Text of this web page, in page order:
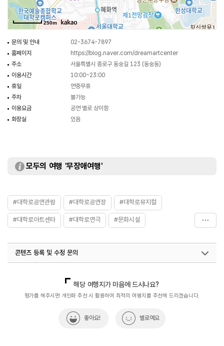
250m
문의 및 안내
02-3674-7897
홈페이지
https://blog.naver.com/dreamartcenter
주소
서울특별시 종로구 동숭길 123 (동숭동)
이용시간
10:00~23:00
휴일
연중무휴
주차
불가능
이용요금
공연 별로 상이함
화장실
있음
모두의 여행 '무장애여행'
#대학로공연관람 #대학로공연장 #대학로뮤지컬
#대학로아트센타 #대학로연극 #문화시설
콘텐츠 등록 및 수정 문의
해당 여행지가 마음에 드시나요?
평가를 해주시면 개인화 추천 시 활용하여 최적의 여행지를 추천해 드리겠습니다.
좋아요! 별로예요